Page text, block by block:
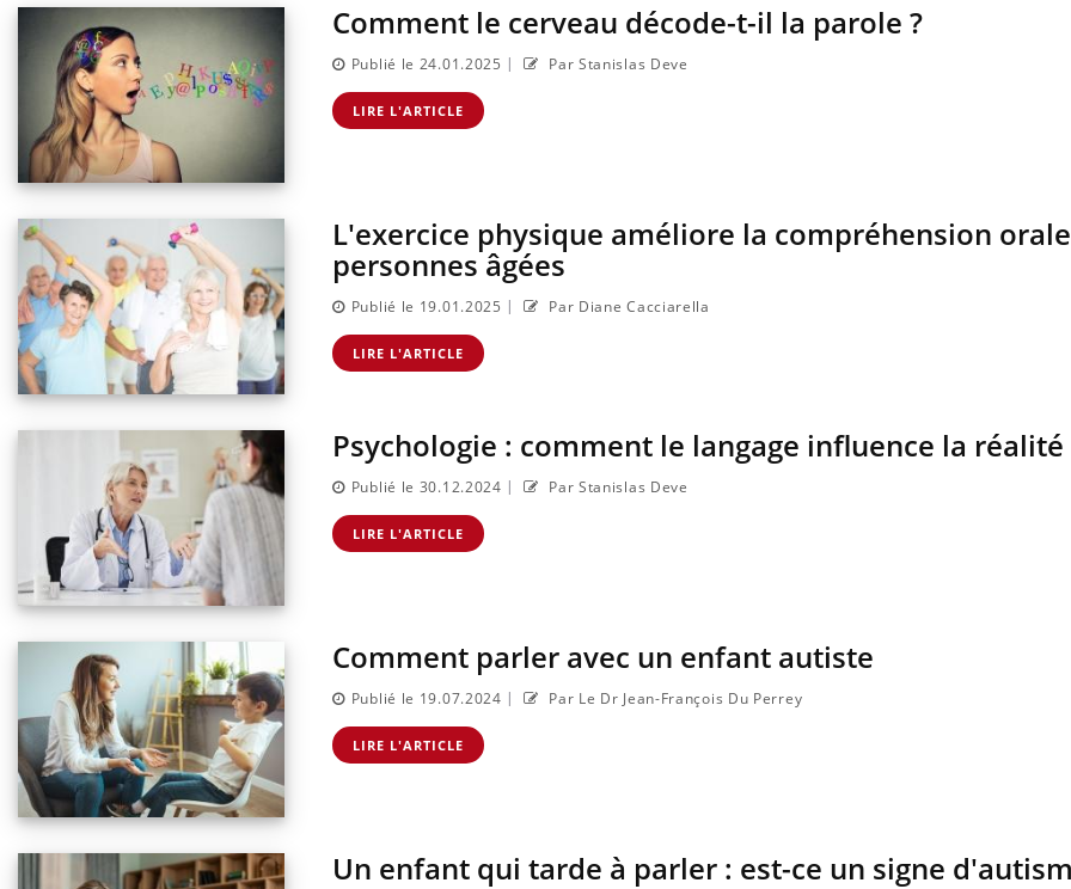
Comment le cerveau décode-t-il la parole ?
Publié le 24.01.2025 | Par Stanislas Deve
LIRE L'ARTICLE
L'exercice physique améliore la compréhension
personnes âgées
Publié le 19.01.2025 | Par Diane Cacciarella
LIRE L'ARTICLE
Psychologie : comment le langage influence la réalité
Publié le 30.12.2024 | Par Stanislas Deve
LIRE L'ARTICLE
Comment parler avec un enfant autiste
Publié le 19.07.2024 | Par Le Dr Jean-François Du Perrey
LIRE L'ARTICLE
Un enfant qui tarde à parler : est-ce un signe
à aborder...
des questions
montrer ...
Youtube
Carence en fer : comprendre pour
prévenirYoutube
Fatigue, irritabilité, brouillard mental ou
même alopécie… Les symptômes de la
carence en fer sont multiples ce qui la rend
...
Youtube
Insuline & Charge mentale : et si on Youtube
Eczéma Chronique